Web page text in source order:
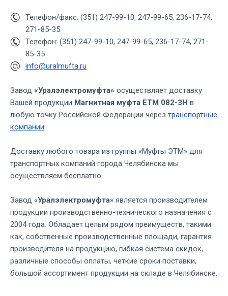
Телефон/факс: (351) 247-99-10, 247-99-65, 236-17-74,
271-85-35
Телефон: (351) 247-99-10, 247-99-65, 236-17-74, 271-
85-35
info@uralmufta.ru
Завод «Уралэлектромуфта» осуществляет доставку
Вашей продукции Магнитная муфта ЕТМ 082-3Н в
любую точку Российской Федерации через транспортные
компании
Доставку любого товара из группы «Муфты ЭТМ» для
транспортных компаний города Челябинска мы
осуществляем бесплатно.
Завод «Уралэлектромуфта» является производителем
продукции производственно-технического назначения с
2004 года. Обладает целым рядом преимуществ, такими
как, собственные производственные площади, гарантия
производителя на продукцию, гибкая система скидок,
различные способы оплаты, четкие сроки поставки,
большой ассортимент продукции на складе в Челябинске.